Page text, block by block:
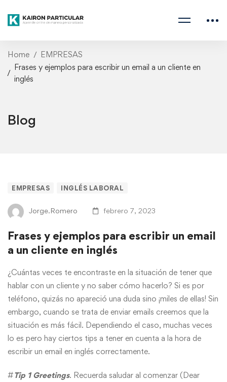
Home
EMPRESAS
Frases y ejemplos para escribir un email a un cliente en
inglés
Blog
Frases
y
ejemplos
para
escribir
un
email
a
un
EMPRESAS INGLÉS LABORAL
Jorge.Romero febrero 7, 2023
Frases y ejemplos para escribir un email
a un cliente en inglés
¿Cuántas veces te encontraste en la situación de tener que
hablar con un cliente y no saber cómo hacerlo? Si es por
teléfono, quizás no apareció una duda sino ¡miles de ellas! Sin
embargo, cuando se trata de enviar emails creemos que la
situación es más fácil. Dependiendo el caso, muchas veces
lo es pero hay ciertos tips a tener en cuenta a la hora de
escribir un email en inglés correctamente.
#Tip 1 Greetings. Recuerda saludar al comenzar (Dear